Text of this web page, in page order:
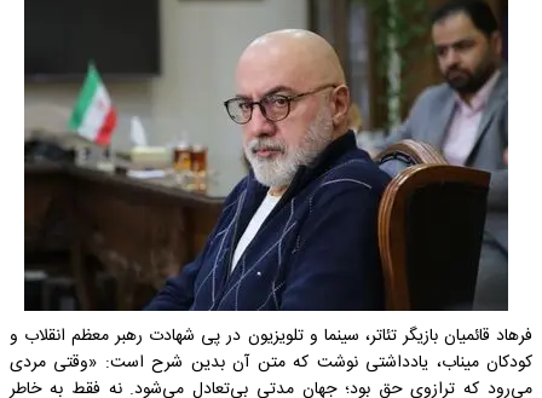
فرهاد قائمیان بازیگر تئاتر، سینما و تلویزیون در پی شهادت رهبر معظم انقلاب و
کودکان میناب، یادداشتی نوشت که متن آن بدین شرح است: «وقتی مردی
می‌رود که ترازوی حق بود؛ جهان مدتی بی‌تعادل می‌شود. نه فقط به خاطر